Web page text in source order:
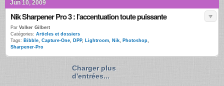
Jun 10, 2009
Nik Sharpener Pro 3 : l’accentuation toute puissante
Par Volker Gilbert
Catégories: Articles et dossiers
Tags: Bibble, Capture-One, DPP, Lightroom, Nik, Photoshop,
Sharpener-Pro
Charger plus
d'entrées...